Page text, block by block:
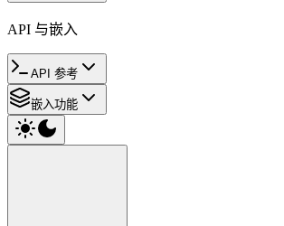
API 与嵌入
API 参考
嵌入功能